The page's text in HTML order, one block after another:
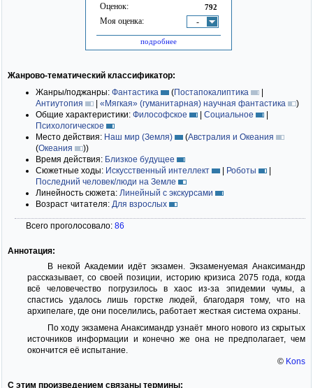
Оценок: 792
Моя оценка: -
подробнее
Жанрово-тематический классификатор:
Жанры/поджанры: Фантастика (Постапокалиптика
|
Антиутопия
| «Мягкая» (гуманитарная) научная фантастика
)
Общие характеристики: Философское | Социальное
|
Психологическое
Место действия: Наш мир (Земля) (Австралия и Океания
(Океания ))
Время действия: Близкое будущее
Сюжетные ходы: Искусственный интеллект | Роботы
|
Последний человек/люди на Земле
Линейность сюжета: Линейный с экскурсами
Возраст читателя: Для взрослых
Всего проголосовало: 86
Аннотация:
В некой Академии идёт экзамен. Экзаменуемая Анаксимандр
рассказывает, со своей позиции, историю кризиса 2075 года, когда
всё человечество погрузилось в хаос из-за эпидемии чумы, а
спастись удалось лишь горстке людей, благодаря тому, что на
архипелаге, где они поселились, работает жесткая система охраны.
По ходу экзамена Анаксимандр узнаёт много нового из скрытых
источников информации и конечно же она не предполагает, чем
окончится её испытание.
© Kons
С этим произведением связаны термины: